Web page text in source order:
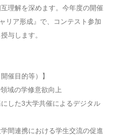
理解を深めます。今年度の開催
リア形成』で、コンテスト参加
与します。
催目的等）】
域の学修意欲向上
した3大学共催によるデジタル
間連携における学生交流の促進